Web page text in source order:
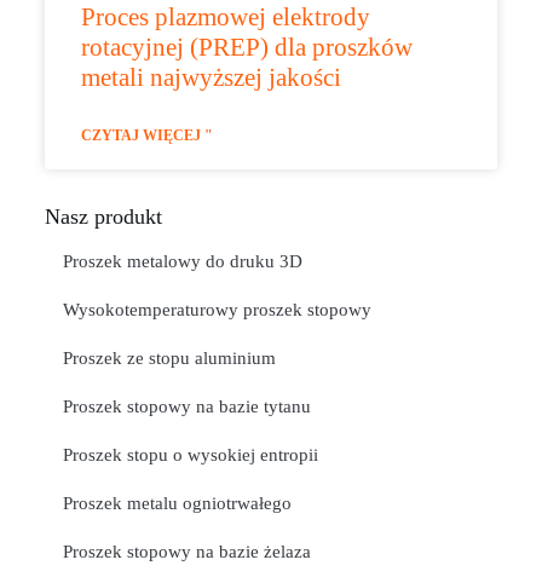
Proces plazmowej elektrody
rotacyjnej (PREP) dla proszków
metali najwyższej jakości
CZYTAJ WIĘCEJ "
Nasz produkt
Proszek metalowy do druku 3D
Wysokotemperaturowy proszek stopowy
Proszek ze stopu aluminium
Proszek stopowy na bazie tytanu
Proszek stopu o wysokiej entropii
Proszek metalu ogniotrwałego
Proszek stopowy na bazie żelaza